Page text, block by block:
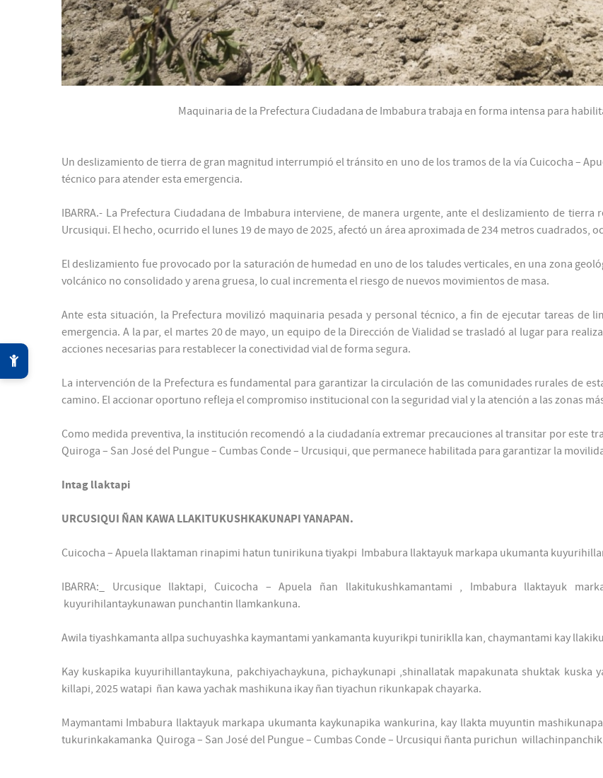
Maquinaria de la Prefectura Ciudadana de Imbabura trabaja en forma intensa para
Un deslizamiento de tierra de gran magnitud interrumpió el tránsito en uno de los tramos de la vía Cuicocha –
técnico para atender esta emergencia.
IBARRA.- La Prefectura Ciudadana de Imbabura interviene, de manera urgente, ante el deslizamiento de
Urcusiqui. El hecho, ocurrido el lunes 19 de mayo de 2025, afectó un área aproximada de 234 metros
El deslizamiento fue provocado por la saturación de humedad en uno de los taludes verticales, en una zona
volcánico no consolidado y arena gruesa, lo cual incrementa el riesgo de nuevos movimientos de masa.
Ante esta situación, la Prefectura movilizó maquinaria pesada y personal técnico, a fin de ejecutar tareas de
emergencia. A la par, el martes 20 de mayo, un equipo de la Dirección de Vialidad se trasladó al lugar para
acciones necesarias para restablecer la conectividad vial de forma segura.
La intervención de la Prefectura es fundamental para garantizar la circulación de las comunidades rurales de
camino. El accionar oportuno refleja el compromiso institucional con la seguridad vial y la atención a las zonas
Como medida preventiva, la institución recomendó a la ciudadanía extremar precauciones al transitar por este
Quiroga – San José del Pungue – Cumbas Conde – Urcusiqui, que permanece habilitada para garantizar la
Intag llaktapi
URCUSIQUI ÑAN KAWA LLAKITUKUSHKAKUNAPI YANAPAN.
Cuicocha – Apuela llaktaman rinapimi hatun tunirikuna tiyakpi Imbabura llaktayuk markapa ukumanta
IBARRA:_ Urcusique llaktapi, Cuicocha – Apuela ñan llakitukushkamantami , Imbabura llaktayuk
kuyurihilantaykunawan punchantin llamkankuna.
Awila tiyashkamanta allpa suchuyashka kaymantami yankamanta kuyurikpi tuniriklla kan, chaymantami kay
Kay kuskapika kuyurihillantaykuna, pakchiyachaykuna, pichaykunapi ,shinallatak mapakunata shuktak kuska
killapi, 2025 watapi ñan kawa yachak mashikuna ikay ñan tiyachun rikunkapak chayarka.
Maymantami Imbabura llaktayuk markapa ukumanta kaykunapika wankurina, kay llakta muyuntin
tukurinkakamanka Quiroga – San José del Pungue – Cumbas Conde – Urcusiqui ñanta purichun